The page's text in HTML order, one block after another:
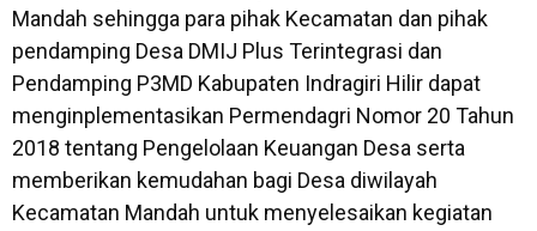
Mandah sehingga para pihak Kecamatan dan pihak
pendamping Desa DMIJ Plus Terintegrasi dan
Pendamping P3MD Kabupaten Indragiri Hilir dapat
menginplementasikan Permendagri Nomor 20 Tahun
2018 tentang Pengelolaan Keuangan Desa serta
memberikan kemudahan bagi Desa diwilayah
Kecamatan Mandah untuk menyelesaikan kegiatan